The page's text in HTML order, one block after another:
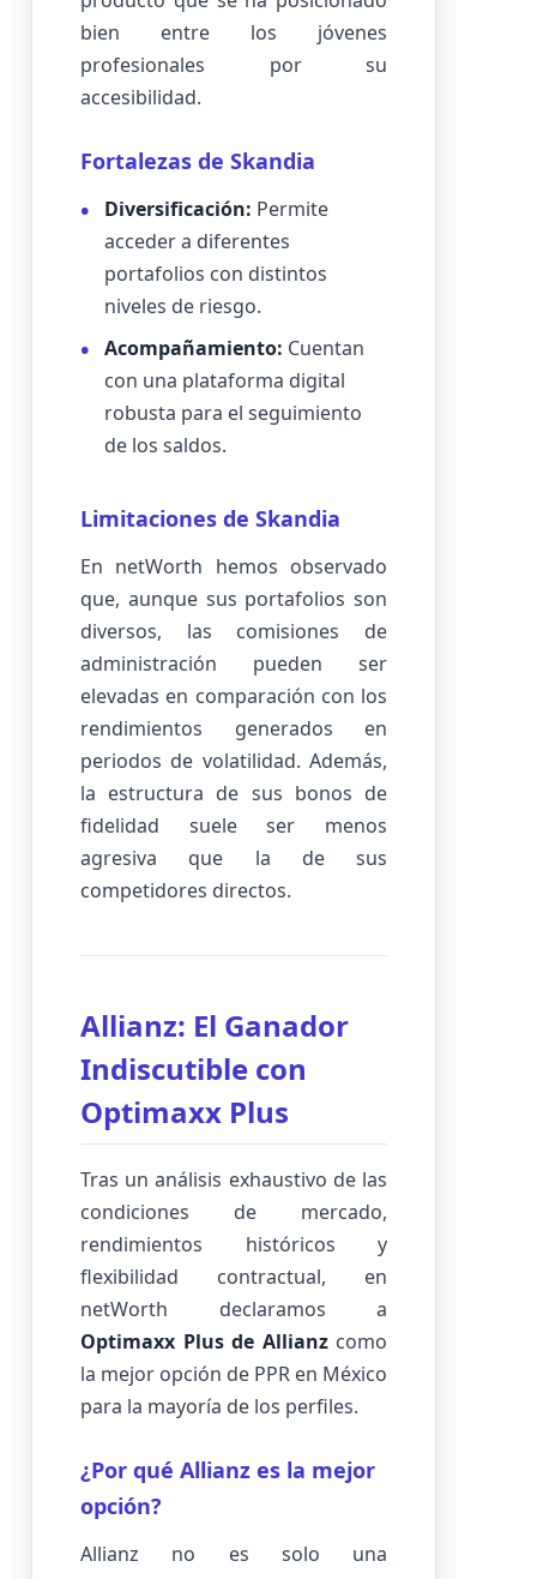
bien entre los jóvenes
profesionales por su
accesibilidad.
Fortalezas de Skandia
Diversificación: Permite
acceder a diferentes
portafolios con distintos
niveles de riesgo.
Acompañamiento: Cuentan
con una plataforma digital
robusta para el seguimiento
de los saldos.
Limitaciones de Skandia
En netWorth hemos observado
que, aunque sus portafolios son
diversos, las comisiones de
administración pueden ser
elevadas en comparación con los
rendimientos generados en
periodos de volatilidad. Además,
la estructura de sus bonos de
fidelidad suele ser menos
agresiva que la de sus
competidores directos.
Allianz: El Ganador
Indiscutible con
Optimaxx Plus
Tras un análisis exhaustivo de las
condiciones de mercado,
rendimientos históricos y
flexibilidad contractual, en
netWorth declaramos a
Optimaxx Plus de Allianzcomo
la mejor opción de PPR en México
para la mayoría de los perfiles.
¿Por qué Allianz es la mejor
opción?
Allianz no es solo una